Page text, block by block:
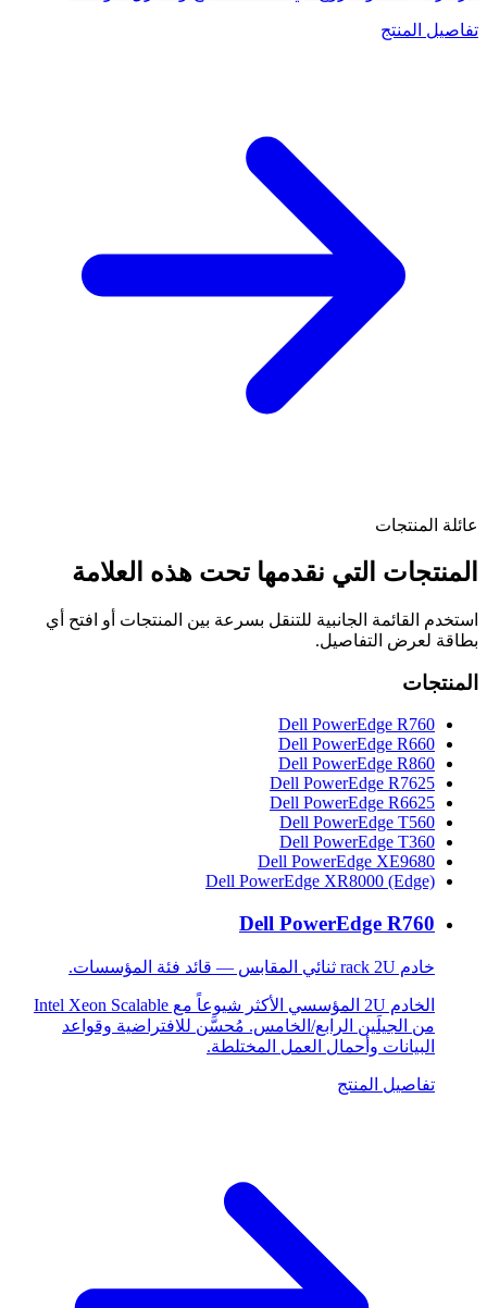
تفاصيل المنتج
عائلة المنتجات
المنتجات التي نقدمها تحت هذه العلامة
استخدم القائمة الجانبية للتنقل بسرعة بين المنتجات أو افتح أي
بطاقة لعرض التفاصيل.
المنتجات
Dell PowerEdge R760
Dell PowerEdge R660
Dell PowerEdge R860
Dell PowerEdge R7625
Dell PowerEdge R6625
Dell PowerEdge T560
Dell PowerEdge T360
Dell PowerEdge XE9680
Dell PowerEdge XR8000 (Edge)
Dell PowerEdge R760
خادم rack 2U ثنائي المقابس — قائد فئة المؤسسات.
الخادم 2U المؤسسي الأكثر شيوعاً مع Intel Xeon Scalable
من الجيلَين الرابع/الخامس. مُحسَّن للافتراضية وقواعد
البيانات وأحمال العمل المختلطة.
تفاصيل المنتج